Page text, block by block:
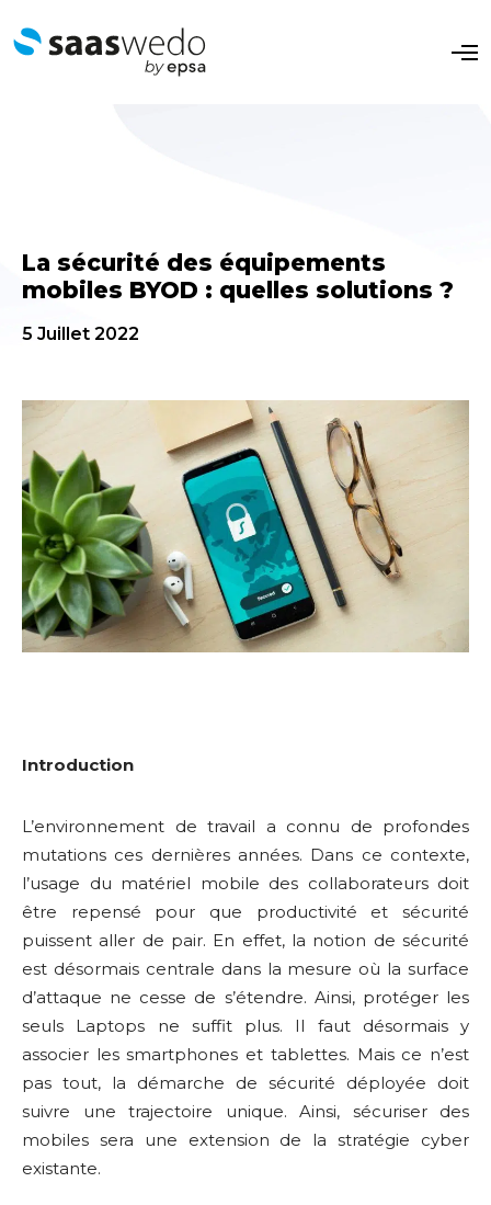
O
La sécurité des équipements
mobiles BYOD : quelles solutions ?
5 Juillet 2022
Introduction
L’environnement de travail a connu de profondes
mutations ces dernières années. Dans ce contexte,
l’usage du matériel mobile des collaborateurs doit
être repensé pour que productivité et sécurité
puissent aller de pair. En effet, la notion de sécurité
est désormais centrale dans la mesure où la surface
d’attaque ne cesse de s’étendre. Ainsi, protéger les
seuls Laptops ne suffit plus. Il faut désormais y
associer les smartphones et tablettes. Mais ce n’est
pas tout, la démarche de sécurité déployée doit
suivre une trajectoire unique. Ainsi, sécuriser des
mobiles sera une extension de la stratégie cyber
existante.